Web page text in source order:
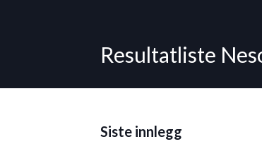
Resultatliste
Siste innlegg